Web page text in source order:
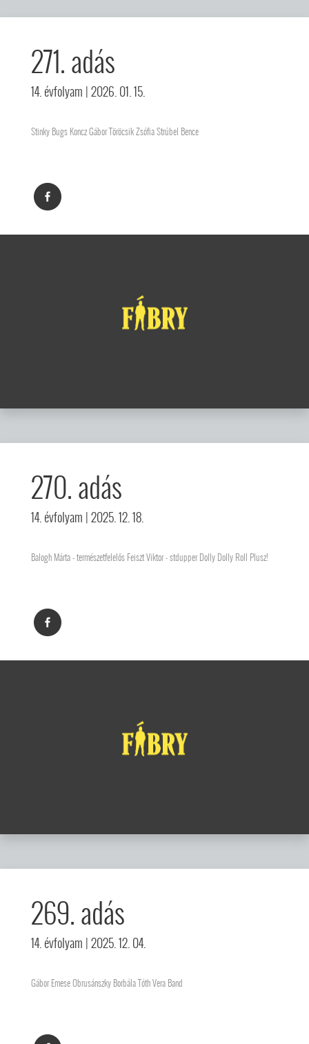
271. adás
14. évfolyam | 2026. 01. 15.
Stinky Bugs Koncz Gábor Töröcsik Zsófia Strúbel Bence
270. adás
14. évfolyam | 2025. 12. 18.
Balogh Márta - természetfelelős Feiszt Viktor - stdupper Dolly Dolly Roll Plusz!
269. adás
14. évfolyam | 2025. 12. 04.
Gábor Emese Obrusánszky Borbála Tóth Vera Band